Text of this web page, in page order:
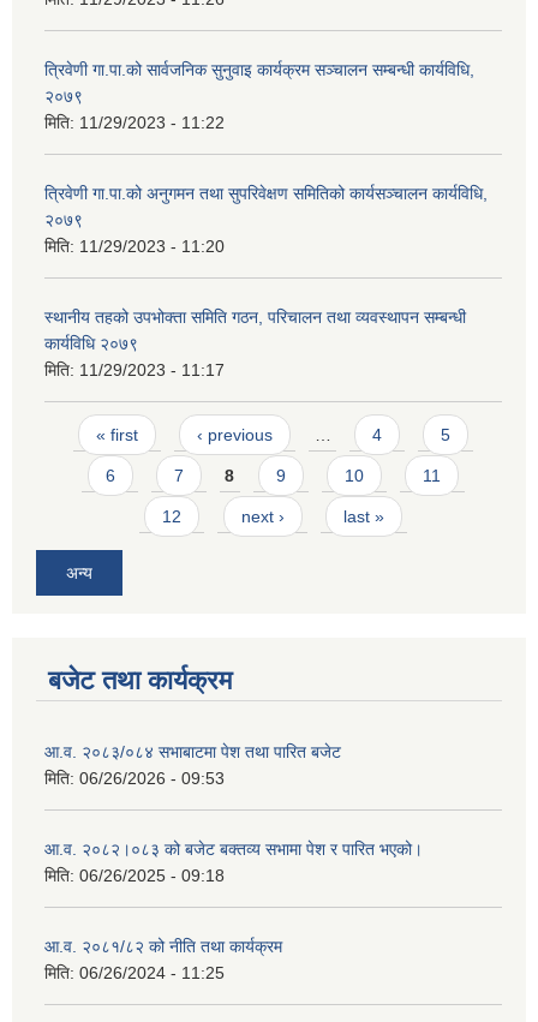
त्रिवेणी गा.पा.को सार्वजनिक सुनुवाइ कार्यक्रम सञ्चालन सम्बन्धी कार्यविधि,
२०७९
मिति: 11/29/2023 - 11:22
त्रिवेणी गा.पा.को अनुगमन तथा सुपरिवेक्षण समितिको कार्यसञ्चालन कार्यविधि,
२०७९
मिति: 11/29/2023 - 11:20
स्थानीय तहको उपभोक्ता समिति गठन, परिचालन तथा व्यवस्थापन सम्बन्धी
कार्यविधि २०७९
मिति: 11/29/2023 - 11:17
Pages
« first ‹ previous … 4 5
6 7 8 9 10 11
12 next › last »
अन्य
बजेट तथा कार्यक्रम
आ.व. २०८३/०८४ सभाबाटमा पेश तथा पारित बजेट
मिति: 06/26/2026 - 09:53
आ‍.व. २०८२।०८३ को बजेट बक्तव्य सभामा पेश र पारित भएको।
मिति: 06/26/2025 - 09:18
आ.व. २०८१/८२ को नीति तथा कार्यक्रम
मिति: 06/26/2024 - 11:25